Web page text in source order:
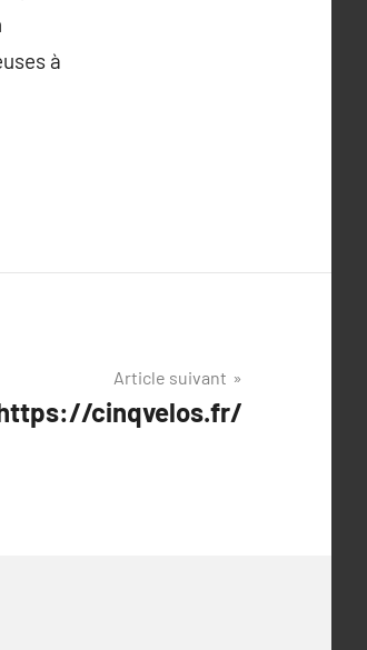
à
Article suivant
cinqvelos.fr/